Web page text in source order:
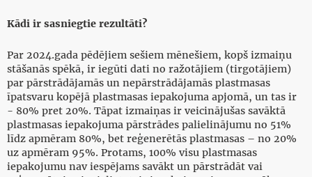
Kādi ir sasniegtie rezultāti?
Par 2024.gada pēdējiem sešiem mēnešiem, kopš izmaiņu
stāšanās spēkā, ir iegūti dati no ražotājiem (tirgotājiem)
par pārstrādājamās un nepārstrādājamās plastmasas
īpatsvaru kopējā plastmasas iepakojuma apjomā, un tas ir
- 80% pret 20%. Tāpat izmaiņas ir veicinājušas savāktā
plastmasas iepakojuma pārstrādes palielinājumu no 51%
līdz apmēram 80%, bet reģenerētās plastmasas – no 20%
uz apmēram 95%. Protams, 100% visu plastmasas
iepakojumu nav iespējams savākt un pārstrādāt vai